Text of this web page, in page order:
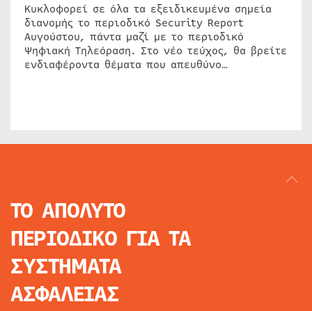
Κυκλοφορεί σε όλα τα εξειδικευμένα σημεία
διανομής το περιοδικό Security Report
Αυγούστου, πάντα μαζί με το περιοδικό
Ψηφιακή Τηλεόραση. Στο νέο τεύχος, θα βρείτε
ενδιαφέροντα θέματα που απευθύνο…
ΤΟ ΑΠΟΛΥΤΟ
ΠΕΡΙΟΔΙΚΟ ΓΙΑ ΤΑ
ΣΥΣΤΗΜΑΤΑ
ΑΣΦΑΛΕΙΑΣ